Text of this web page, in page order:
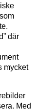
där
mycket
Med